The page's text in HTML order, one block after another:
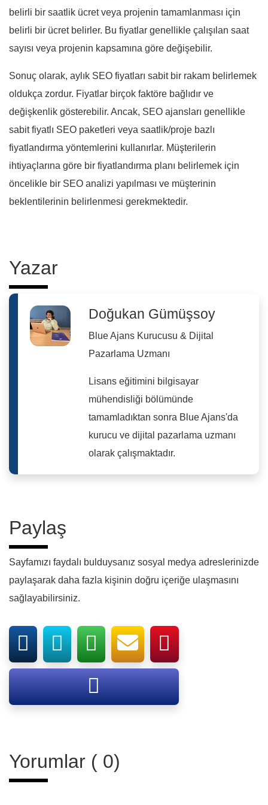
belirli bir saatlik ücret veya projenin tamamlanması için
belirli bir ücret belirler. Bu fiyatlar genellikle çalışılan saat
sayısı veya projenin kapsamına göre değişebilir.
Sonuç olarak, aylık SEO fiyatları sabit bir rakam belirlemek
oldukça zordur. Fiyatlar birçok faktöre bağlıdır ve
değişkenlik gösterebilir. Ancak, SEO ajansları genellikle
sabit fiyatlı SEO paketleri veya saatlik/proje bazlı
fiyatlandırma yöntemlerini kullanırlar. Müşterilerin
ihtiyaçlarına göre bir fiyatlandırma planı belirlemek için
öncelikle bir SEO analizi yapılması ve müşterinin
beklentilerinin belirlenmesi gerekmektedir.
Yazar
Doğukan Gümüşsoy
Blue Ajans Kurucusu & Dijital
Pazarlama Uzmanı
Lisans eğitimini bilgisayar
mühendisliği bölümünde
tamamladıktan sonra Blue Ajans'da
kurucu ve dijital pazarlama uzmanı
olarak çalışmaktadır.
Paylaş
Sayfamızı faydalı bulduysanız sosyal medya adreslerinizde
paylaşarak daha fazla kişinin doğru içeriğe ulaşmasını
sağlayabilirsiniz.
Yorumlar ( 0)